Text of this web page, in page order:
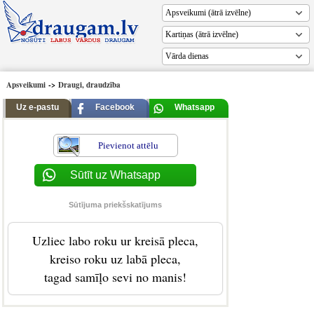
Vārda dienas
Apsveikumi -> Draugi, draudzība
Uz e-pastu Facebook Whatsapp
Pievienot attēlu
Sūtīt uz Whatsapp
Sūtījuma priekšskatījums
Uzliec labo roku ur kreisā pleca,
kreiso roku uz labā pleca,
tagad samīļo sevi no manis!